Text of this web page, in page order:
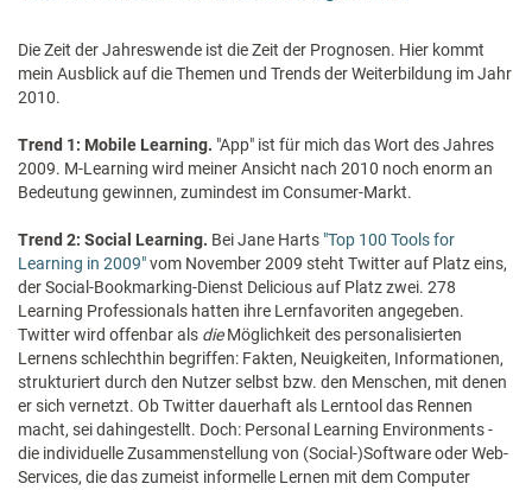
Die Zeit der Jahreswende ist die Zeit der Prognosen. Hier kommt
mein Ausblick auf die Themen und Trends der Weiterbildung im Jahr
2010.
Trend 1: Mobile Learning. "App" ist für mich das Wort des Jahres
2009. M-Learning wird meiner Ansicht nach 2010 noch enorm an
Bedeutung gewinnen, zumindest im Consumer-Markt.
Trend 2: Social Learning. Bei Jane Harts "Top 100 Tools for
Learning in 2009"vom November 2009 steht Twitter auf Platz eins,
der Social-Bookmarking-Dienst Delicious auf Platz zwei. 278
Learning Professionals hatten ihre Lernfavoriten angegeben.
Twitter wird offenbar als dieMöglichkeit des personalisierten
Lernens schlechthin begriffen: Fakten, Neuigkeiten, Informationen,
strukturiert durch den Nutzer selbst bzw. den Menschen, mit denen
er sich vernetzt. Ob Twitter dauerhaft als Lerntool das Rennen
macht, sei dahingestellt. Doch: Personal Learning Environments -
die individuelle Zusammenstellung von (Social-)Software oder Web-
Services, die das zumeist informelle Lernen mit dem Computer